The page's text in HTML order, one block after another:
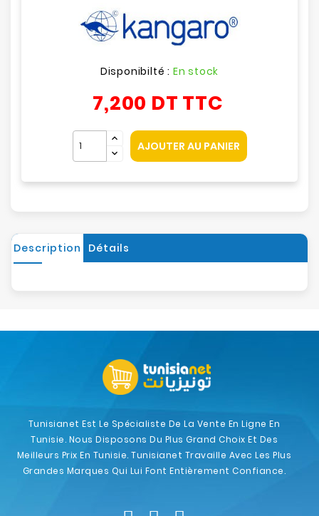
Disponibilté : En stock
7,200 DT TTC
AJOUTER AU PANIER
Description Détails
Tunisianet Est Le Spécialiste De La Vente En Ligne En
Tunisie. Nous Disposons Du Plus Grand Choix Et Des
Meilleurs Prix En Tunisie. Tunisianet Travaille Avec Les Plus
Grandes Marques Qui Lui Font Entièrement Confiance.